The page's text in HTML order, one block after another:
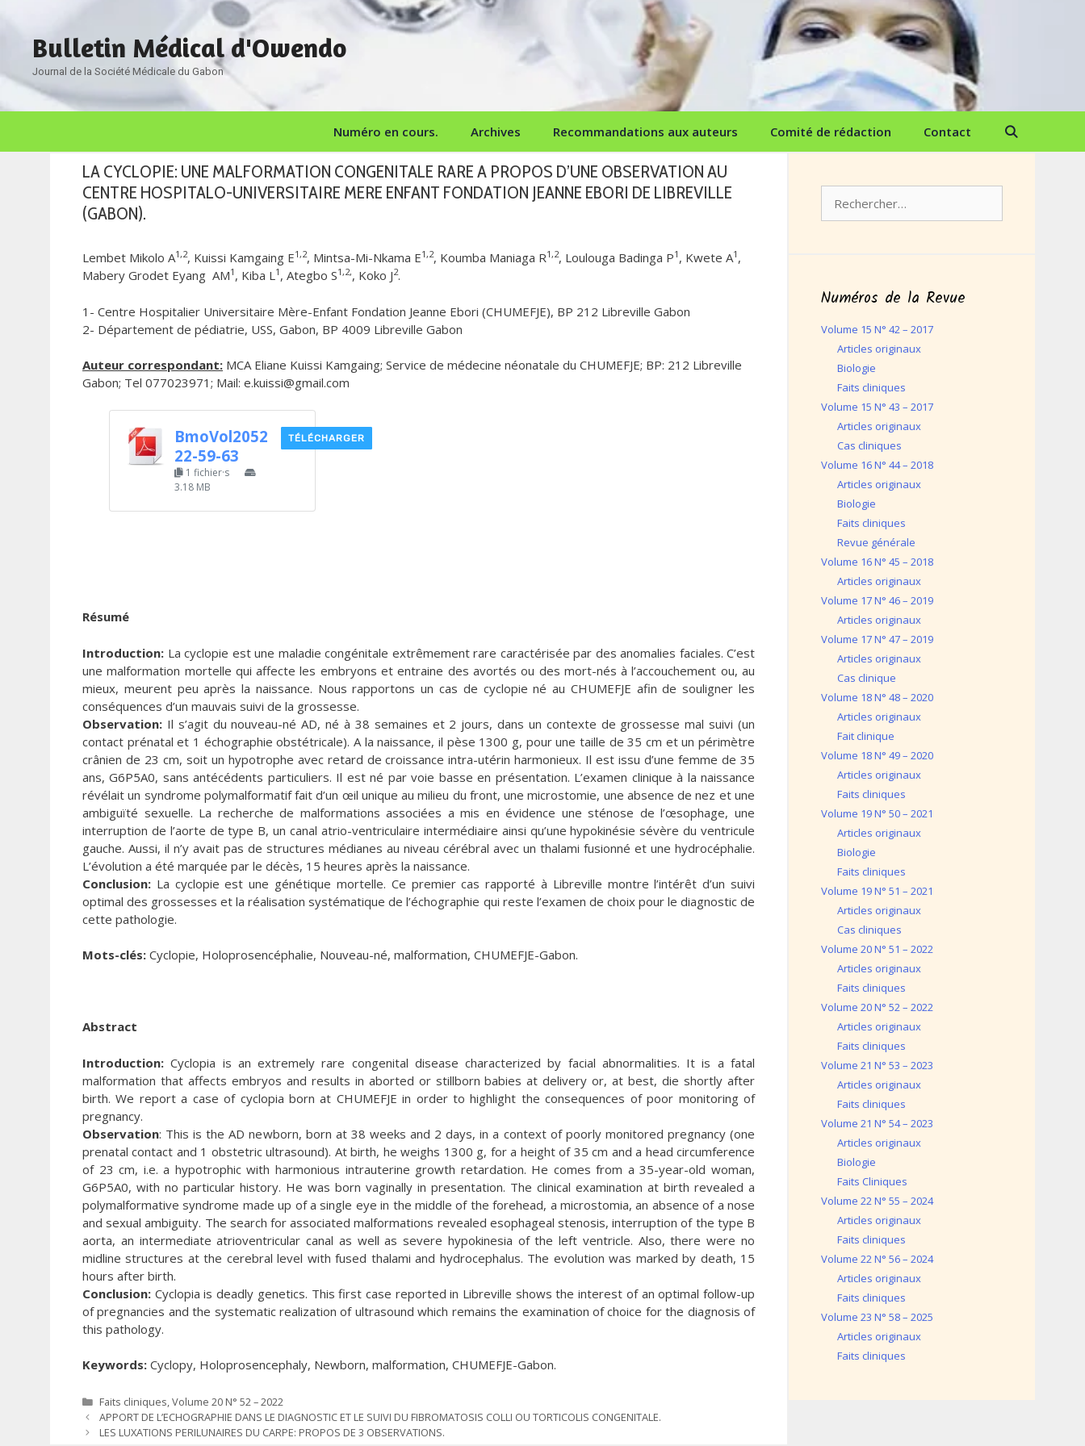
contenuBulletin Médical d'Owendo
Journal de la Société Médicale du Gabon
Numéro en cours. Archives Recommandations aux auteurs Comité de rédaction Contact
LA CYCLOPIE: UNE MALFORMATION CONGENITALE RARE A PROPOS D’UNE OBSERVATION AU
CENTRE HOSPITALO-UNIVERSITAIRE MERE ENFANT FONDATION JEANNE EBORI DE LIBREVILLE
(GABON).
Lembet Mikolo A1,2, Kuissi Kamgaing E1,2, Mintsa-Mi-Nkama E1,2, Koumba Maniaga R1,2, Loulouga Badinga P1 , Kwete A1 ,
Mabery Grodet Eyang AM1 , Kiba L1 , Ategbo S1,2,, Koko J2.
1- Centre Hospitalier Universitaire Mère-Enfant Fondation Jeanne Ebori (CHUMEFJE), BP 212 Libreville Gabon
2- Département de pédiatrie, USS, Gabon, BP 4009 Libreville Gabon
Auteur correspondant: MCA Eliane Kuissi Kamgaing; Service de médecine néonatale du CHUMEFJE; BP: 212 Libreville
Gabon; Tel 077023971; Mail: e.kuissi@gmail.com
BmoVol2052
22-59-63
1 fichier·s
3.18 MB
TÉLÉCHARGER
Résumé
Introduction: La cyclopie est une maladie congénitale extrêmement rare caractérisée par des anomalies faciales. C’est
une malformation mortelle qui affecte les embryons et entraine des avortés ou des mort-nés à l’accouchement ou, au
mieux, meurent peu après la naissance. Nous rapportons un cas de cyclopie né au CHUMEFJE afin de souligner les
conséquences d’un mauvais suivi de la grossesse.
Observation: Il s’agit du nouveau-né AD, né à 38 semaines et 2 jours, dans un contexte de grossesse mal suivi (un
contact prénatal et 1 échographie obstétricale). A la naissance, il pèse 1300 g, pour une taille de 35 cm et un périmètre
crânien de 23 cm, soit un hypotrophe avec retard de croissance intra-utérin harmonieux. Il est issu d’une femme de 35
ans, G6P5A0, sans antécédents particuliers. Il est né par voie basse en présentation. L’examen clinique à la naissance
révélait un syndrome polymalformatif fait d’un œil unique au milieu du front, une microstomie, une absence de nez et une
ambiguïté sexuelle. La recherche de malformations associées a mis en évidence une sténose de l’œsophage, une
interruption de l’aorte de type B, un canal atrio-ventriculaire intermédiaire ainsi qu’une hypokinésie sévère du ventricule
gauche. Aussi, il n’y avait pas de structures médianes au niveau cérébral avec un thalami fusionné et une hydrocéphalie.
L’évolution a été marquée par le décès, 15 heures après la naissance.
Conclusion: La cyclopie est une génétique mortelle. Ce premier cas rapporté à Libreville montre l’intérêt d’un suivi
optimal des grossesses et la réalisation systématique de l’échographie qui reste l’examen de choix pour le diagnostic de
cette pathologie.
Mots-clés: Cyclopie, Holoprosencéphalie, Nouveau-né, malformation, CHUMEFJE-Gabon.
Abstract
Introduction:Cyclopia is an extremely rare congenital disease characterized by facial abnormalities. It is a fatal
malformation that affects embryos and results in aborted or stillborn babies at delivery or, at best, die shortly after
birth. We report a case of cyclopia born at CHUMEFJE in order to highlight the consequences of poor monitoring of
pregnancy.
Observation: This is the AD newborn, born at 38 weeks and 2 days, in a context of poorly monitored pregnancy (one
prenatal contact and 1 obstetric ultrasound). At birth, he weighs 1300 g, for a height of 35 cm and a head circumference
of 23 cm, i.e. a hypotrophic with harmonious intrauterine growth retardation. He comes from a 35-year-old woman,
G6P5A0, with no particular history. He was born vaginally in presentation. The clinical examination at birth revealed a
polymalformative syndrome made up of a single eye in the middle of the forehead, a microstomia, an absence of a nose
and sexual ambiguity. The search for associated malformations revealed esophageal stenosis, interruption of the type B
aorta, an intermediate atrioventricular canal as well as severe hypokinesia of the left ventricle. Also, there were no
midline structures at the cerebral level with fused thalami and hydrocephalus. The evolution was marked by death, 15
hours after birth.
Conclusion: Cyclopia is deadly genetics. This first case reported in Libreville shows the interest of an optimal follow-up
of pregnancies and the systematic realization of ultrasound which remains the examination of choice for the diagnosis of
this pathology.
Keywords: Cyclopy, Holoprosencephaly, Newborn, malformation, CHUMEFJE-Gabon.
Catégories
Faits cliniques Volume 20 N° 52 – 2022
APPORT DE L’ECHOGRAPHIE DANS LE DIAGNOSTIC ET LE SUIVI DU FIBROMATOSIS COLLI OU TORTICOLIS CONGENITALE.
LES LUXATIONS PERILUNAIRES DU CARPE: PROPOS DE 3 OBSERVATIONS.
Numéros de la Revue
Volume 15 N° 42 – 2017
Articles originaux
Biologie
Faits cliniques
Volume 15 N° 43 – 2017
Articles originaux
Cas cliniques
Volume 16 N° 44 – 2018
Articles originaux
Biologie
Faits cliniques
Revue générale
Volume 16 N° 45 – 2018
Articles originaux
Volume 17 N° 46 – 2019
Articles originaux
Volume 17 N° 47 – 2019
Articles originaux
Cas clinique
Volume 18 N° 48 – 2020
Articles originaux
Fait clinique
Volume 18 N° 49 – 2020
Articles originaux
Faits cliniques
Volume 19 N° 50 – 2021
Articles originaux
Biologie
Faits cliniques
Volume 19 N° 51 – 2021
Articles originaux
Cas cliniques
Volume 20 N° 51 – 2022
Articles originaux
Faits cliniques
Volume 20 N° 52 – 2022
Articles originaux
Faits cliniques
Volume 21 N° 53 – 2023
Articles originaux
Faits cliniques
Volume 21 N° 54 – 2023
Articles originaux
Biologie
Faits Cliniques
Volume 22 N° 55 – 2024
Articles originaux
Faits cliniques
Volume 22 N° 56 – 2024
Articles originaux
Faits cliniques
Volume 23 N° 58 – 2025
Articles originaux
Faits cliniques